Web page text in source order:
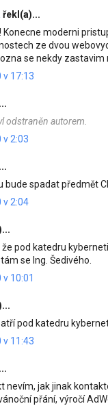
řekl(a)...
moderni
ze dvou
se nekdy
v 17:13
odstraněn autorem.
v 2:03
bude spadat předmět
v 2:04
že pod katedru
se Ing. Šedivého.
10:01
pod katedru
v 11:43
nevím, jak jinak
přání, výročí